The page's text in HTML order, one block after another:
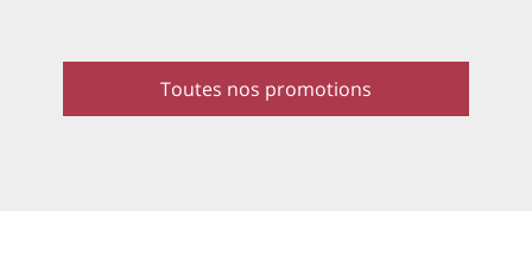
Toutes nos promotions